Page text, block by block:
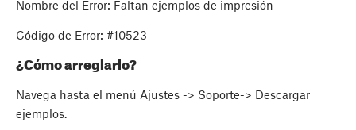
Nombre del Error: Faltan ejemplos de impresión
Código de Error: #10523
¿Cómo arreglarlo?
Navega hasta el menú Ajustes -> Soporte-> Descargar
ejemplos.